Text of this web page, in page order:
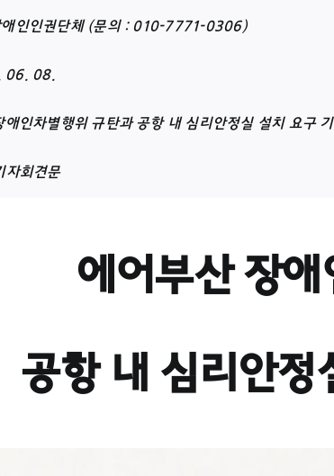
애인인권단체 (문의 : 010-7771-0306)
06. 08.
애인차별행위 규탄과 공항 내 심리안정실 설치 요구
자회견문
에어부산 장
공항 내 심리안정